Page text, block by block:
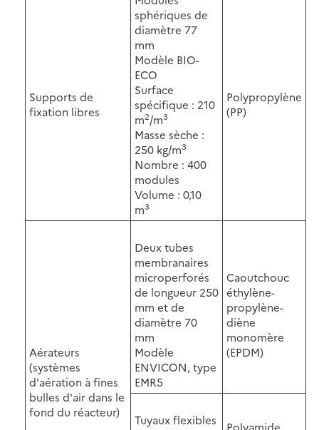
Supports de
fixation libres
sphériques de
diamètre 77
mm
Modèle BIO-
ECO
Surface
spécifique : 210
m2/m3
Masse sèche :
250 kg/m3
Nombre : 400
modules
Volume : 0,10
m3
Polypropylène
(PP)
Aérateurs
(systèmes
d'aération à fines
bulles d'air dans le
fond du réacteur)
Deux tubes
membranaires
microperforés
de longueur 250
mm et de
diamètre 70
mm
Modèle
ENVICON, type
EMR5
Caoutchouc
éthylène-
propylène-
diène
monomère
(EPDM)
Tuyaux flexibles
Polyamide